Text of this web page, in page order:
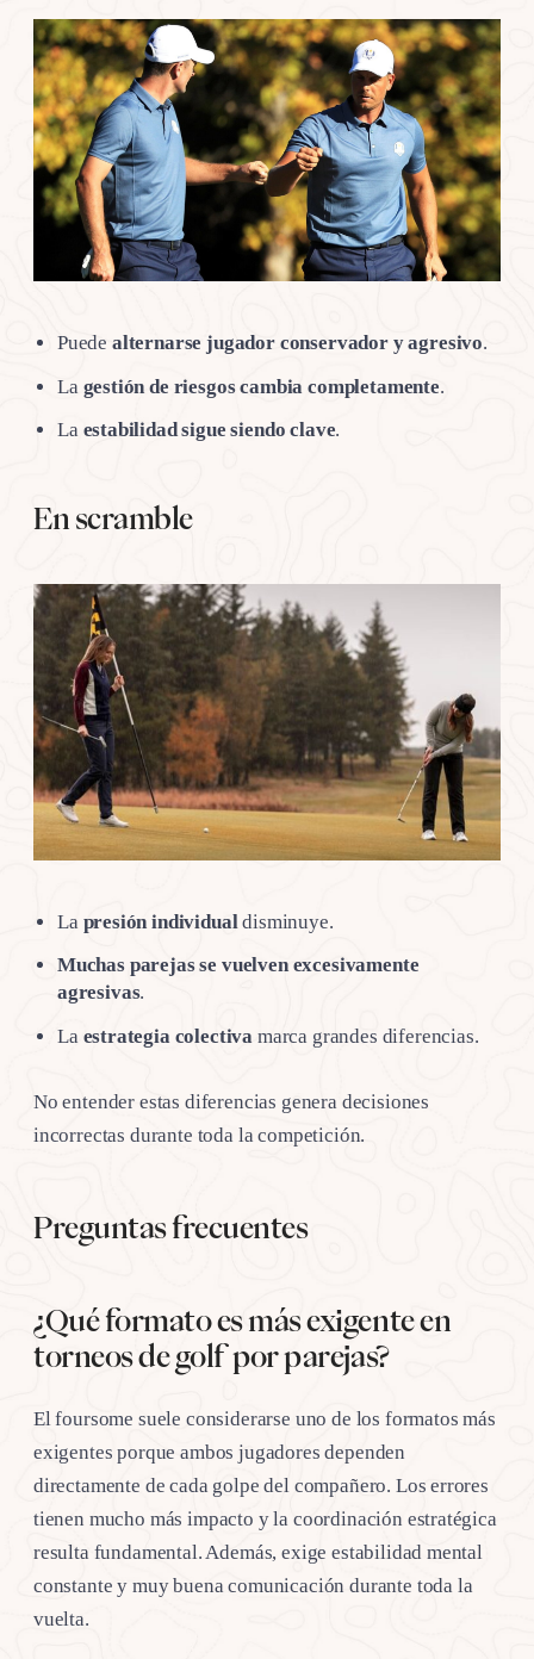
Puede alternarse jugador conservador y agresivo.
La gestión de riesgos cambia completamente.
La estabilidad sigue siendo clave.
En scramble
La presión individual disminuye.
Muchas parejas se vuelven excesivamente
agresivas.
La estrategia colectiva marca grandes diferencias.
No entender estas diferencias genera decisiones
incorrectas durante toda la competición.
Preguntas frecuentes
¿Qué formato es más exigente en
torneos de golf por parejas?
El foursome suele considerarse uno de los formatos más
exigentes porque ambos jugadores dependen
directamente de cada golpe del compañero. Los errores
tienen mucho más impacto y la coordinación estratégica
resulta fundamental. Además, exige estabilidad mental
constante y muy buena comunicación durante toda la
vuelta.